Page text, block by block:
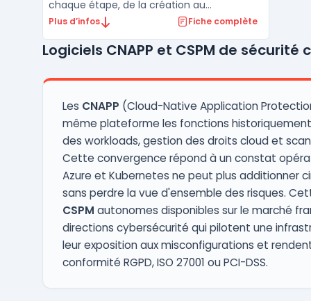
chaque étape, de la création au
déploiement. Les équipes sécurité et
des vecteurs d'attaque et à la complexité
centralisant la surveillance et la go ...
Plus d’infos Fiche complète
Logiciels CNAPP et CSPM de sécurité
Les CNAPP (Cloud-Native Application
même plateforme les fonctions
des workloads, gestion des droits cloud et
Cette convergence répond à un constat
Azure et Kubernetes ne peut plus additionner
sans perdre la vue d'ensemble des risques.
CSPM autonomes disponibles sur le marché
directions cybersécurité qui pilotent une
leur exposition aux misconfigurations et
conformité RGPD, ISO 27001 ou PCI-DSS.